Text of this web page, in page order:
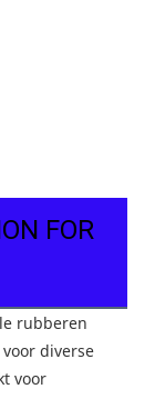
FOR